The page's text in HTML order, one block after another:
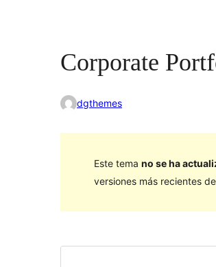
Corporate
dgthemes
Este tema no se ha
versiones más recientes